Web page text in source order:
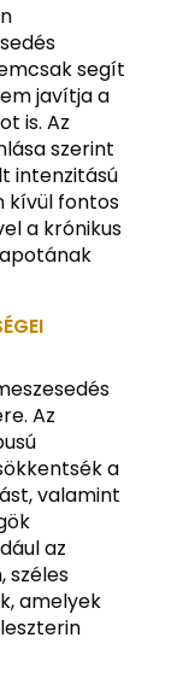
segít
javítja a
is. Az
szerint
intenzitású
kívül fontos
a krónikus
Az
a
valamint
az
széles
amelyek